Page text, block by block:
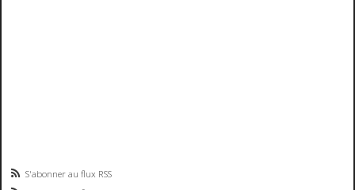
S'abonner au flux RSS